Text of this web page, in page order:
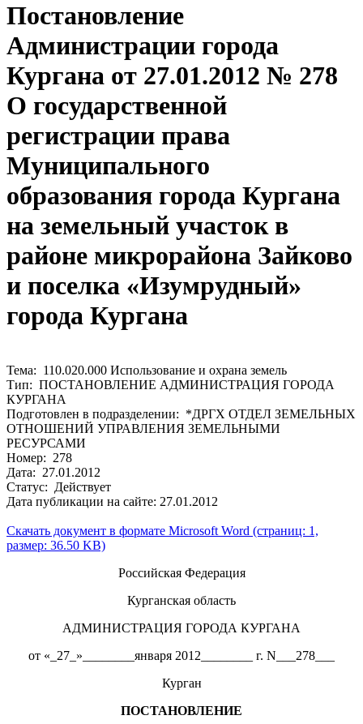
Постановление
Администрации города
Кургана от 27.01.2012 № 278
О государственной
регистрации права
Муниципального
образования города Кургана
на земельный участок в
районе микрорайона Зайково
и поселка «Изумрудный»
города Кургана
Тема: 110.020.000 Использование и охрана земель
Тип: ПОСТАНОВЛЕНИЕ АДМИНИСТРАЦИЯ ГОРОДА
КУРГАНА
Подготовлен в подразделении: *ДРГХ ОТДЕЛ ЗЕМЕЛЬНЫХ
ОТНОШЕНИЙ УПРАВЛЕНИЯ ЗЕМЕЛЬНЫМИ
РЕСУРСАМИ
Номер: 278
Дата: 27.01.2012
Статус: Действует
Дата публикации на сайте: 27.01.2012
Скачать документ в формате Microsoft Word (страниц: 1,
размер: 36.50 KB)
Российская Федерация
Курганская область
АДМИНИСТРАЦИЯ ГОРОДА КУРГАНА
от «_27_»________января 2012________ г. N___278___
Курган
ПОСТАНОВЛЕНИЕ